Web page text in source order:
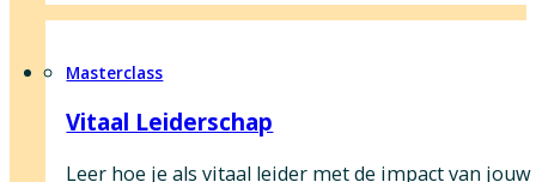
Masterclass
Vitaal Leiderschap
Leer hoe je als vitaal leider met de impact van